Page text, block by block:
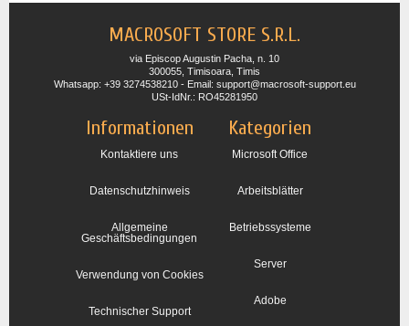
MACROSOFT STORE S.R.L.
via Episcop Augustin Pacha, n. 10
300055, Timisoara, Timis
Whatsapp: +39 3274538210 - Email: support@macrosoft-support.eu
USt-IdNr.: RO45281950
Informationen
Kontaktiere uns
Datenschutzhinweis
Allgemeine
Geschäftsbedingungen
Verwendung von Cookies
Technischer Support
Kategorien
Microsoft Office
Arbeitsblätter
Betriebssysteme
Server
Adobe